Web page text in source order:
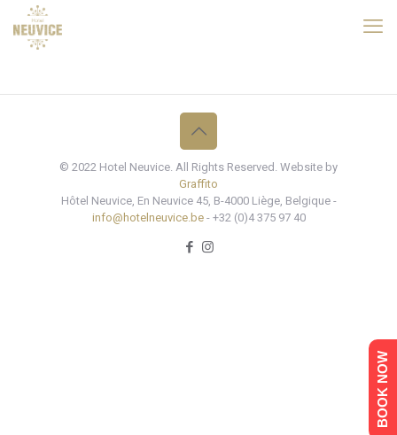
© 2022 Hotel Neuvice. All Rights Reserved. Website by
Graffito
Hôtel Neuvice, En Neuvice 45, B-4000 Liège, Belgique -
info@hotelneuvice.be- +32 (0)4 375 97 40
BOOK NOW